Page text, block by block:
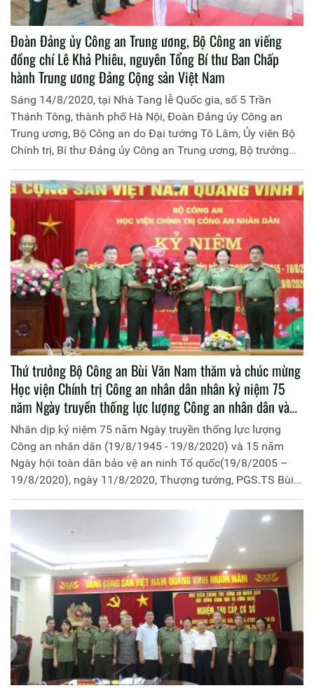
Đoàn Đảng ủy Công an Trung ương, Bộ Công an viếng
đồng chí Lê Khả Phiêu, nguyên Tổng Bí thư Ban Chấp
hành Trung ương Đảng Cộng sản Việt Nam
Sáng 14/8/2020, tại Nhà Tang lễ Quốc gia, số 5 Trần
Thánh Tông, thành phố Hà Nội, Đoàn Đảng ủy Công an
Trung ương, Bộ Công an do Đại tướng Tô Lâm, Ủy viên Bộ
Chính trị, Bí thư Đảng ủy Công an Trung ương, Bộ trưởng
Bộ Công an làm Trưởng đoàn đã đến viếng và tưởng niệm
đồng chí Lê Khả Phiêu, nguyên Tổng Bí thư Ban Chấp hành
Trung ương Đảng Cộng sản Việt Nam.
Thứ trưởng Bộ Công an Bùi Văn Nam thăm và chúc mừng
Học viện Chính trị Công an nhân dân nhân kỷ niệm 75
năm Ngày truyền thống lực lượng Công an nhân dân và
15 năm Ngày hội toàn dân bảo vệ an ninh Tổ quốc
Nhân dịp kỷ niệm 75 năm Ngày truyền thống lực lượng
Công an nhân dân (19/8/1945 - 19/8/2020) và 15 năm
Ngày hội toàn dân bảo vệ an ninh Tổ quốc(19/8/2005 –
19/8/2020), ngày 11/8/2020, Thượng tướng, PGS.TS Bùi
Văn Nam, Ủy viên Trung ương Đảng, Thứ trưởng Bộ Công
an đã đến thăm và chúc mừng Học viện Chính trị Công an
nhân dân.